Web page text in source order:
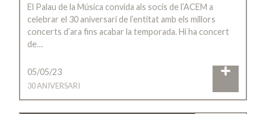
El Palau de la Música convida als socis de l’ACEM a
celebrar el 30 aniversari de l’entitat amb els millors
concerts d’ara fins acabar la temporada. Hi ha concert
de…
05/05/23
30 ANIVERSARI